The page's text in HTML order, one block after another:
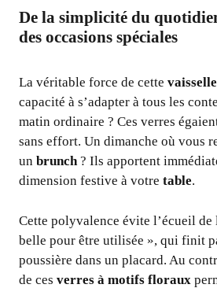
De la simplicité du
des occasions spéciales
La véritable force de cette vaisselle
capacité à s’adapter à tous les
matin ordinaire ? Ces verres
sans effort. Un dimanche où vous
un brunch? Ils apportent
dimension festive à votre table.
Cette polyvalence évite l’écueil de
belle pour être utilisée », qui finit
poussière dans un placard. Au
de ces verres à motifs floraux